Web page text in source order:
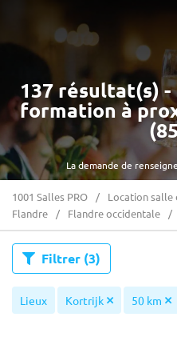
La demande de
137 résultat(s)
formation à
1001 Salles PRO Location
Flandre
Flandre occidentale
Filtrer (3)
Lieux Kortrijk 50 km